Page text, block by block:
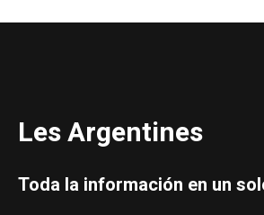
Les Argentines
Toda la información en un